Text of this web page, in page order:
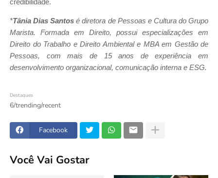
credibilidade.
*Tânia Dias Santos é diretora de Pessoas e Cultura do Grupo
Marista. Formada em Direito, possui especializações em
Direito do Trabalho e Direito Ambiental e MBA em Gestão de
Pessoas, com mais de 15 anos de experiência em
desenvolvimento organizacional, comunicação interna e ESG.
Destaques
6/trending/recent
Facebook
Você Vai Gostar